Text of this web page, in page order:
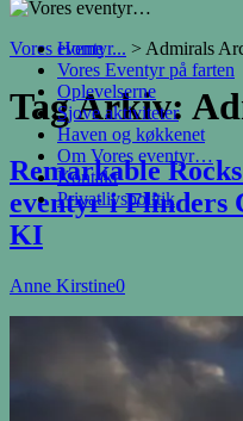
Home
Vores Eventyr på farten
Oplevelserne
Sjove aktiviteter
Haven og køkkenet
Om Vores eventyr…
Kontakt
Privatlivspolitik
Vores eventyr... > Admirals
Tag Arkiv:
Remarkable
eventyr i Flinders
KI
Anne Kirstine0